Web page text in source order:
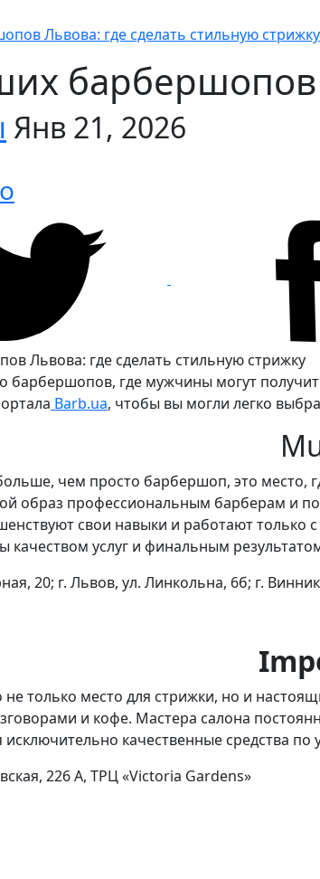
Львова: где сделать стильную стрижку
барбершопов
Янв 21, 2026
барбершопов, где мужчины могут
Barb.ua, чтобы вы могли легко
чем просто барбершоп, это место,
образ профессиональным барберам и
свои навыки и работают только
качеством услуг и финальным
20; г. Львов, ул. Линкольна, 6б; г.
только место для стрижки, но и
и кофе. Мастера салона
качественные средства по
226 А, ТРЦ «Victoria Gardens»